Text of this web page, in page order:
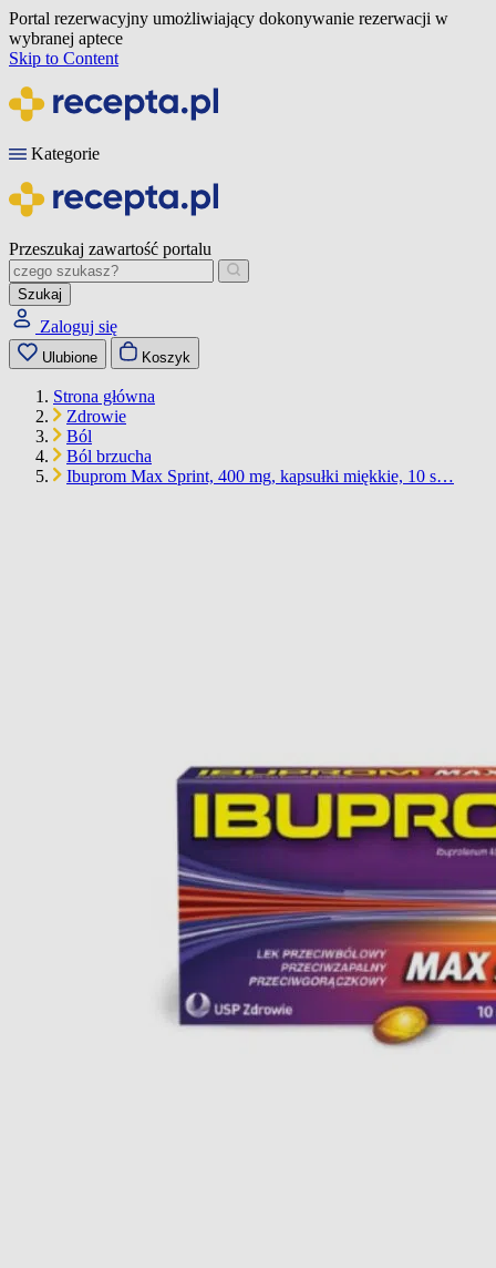
Portal rezerwacyjny umożliwiający dokonywanie rezerwacji w
wybranej aptece
Skip to Content
Kategorie
Przeszukaj zawartość portalu
Szukaj
Zaloguj się
Ulubione Koszyk
Strona główna
Zdrowie
Ból
Ból brzucha
Ibuprom Max Sprint, 400 mg, kapsułki miękkie, 10 s…